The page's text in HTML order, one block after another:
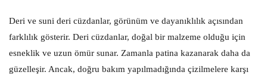
Deri ve suni deri cüzdanlar, görünüm ve dayanıklılık açısından
farklılık gösterir. Deri cüzdanlar, doğal bir malzeme olduğu için
esneklik ve uzun ömür sunar. Zamanla patina kazanarak daha da
güzelleşir. Ancak, doğru bakım yapılmadığında çizilmelere karşı